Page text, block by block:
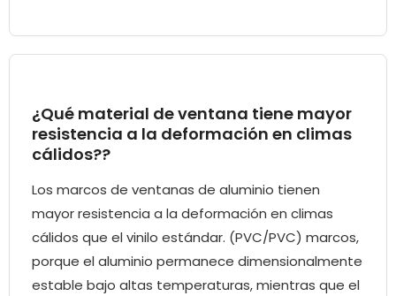
¿Qué material de ventana tiene mayor
resistencia a la deformación en climas
cálidos??
Los marcos de ventanas de aluminio tienen
mayor resistencia a la deformación en climas
cálidos que el vinilo estándar. (PVC/PVC) marcos,
porque el aluminio permanece dimensionalmente
estable bajo altas temperaturas, mientras que el